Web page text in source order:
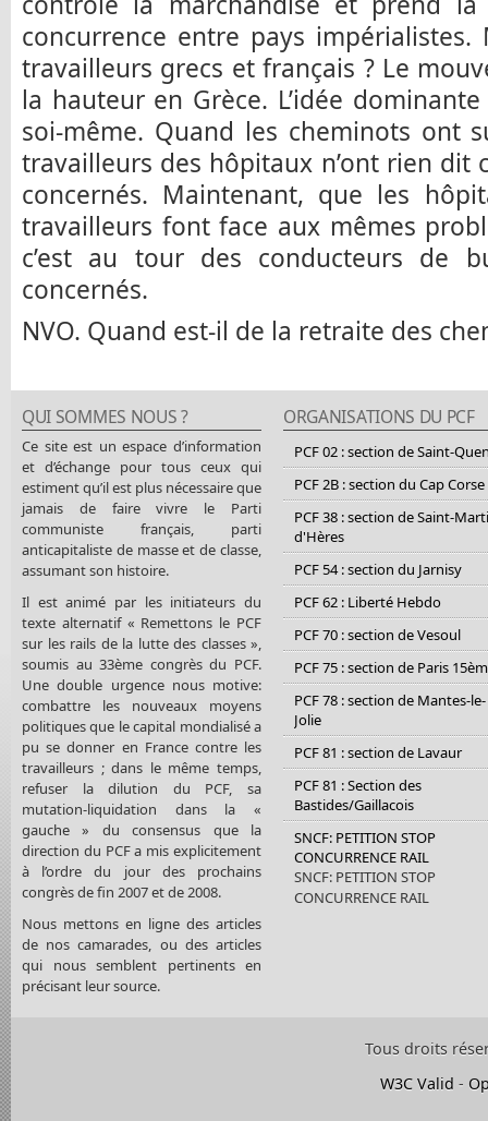
concurrence entre pays
travailleurs grecs et français ? Le
la hauteur en Grèce. L’idée
soi-même. Quand les cheminots ont
travailleurs des hôpitaux n’ont rien dit
concernés. Maintenant, que les
travailleurs font face aux mêmes
c’est au tour des conducteurs de
concernés.
NVO. Quand est-il de la retraite des
QUI SOMMES NOUS ?
Ce site est un espace d’information
et d’échange pour tous ceux qui
estiment qu’il est plus nécessaire que
jamais de faire vivre le Parti
communiste français, parti
anticapitaliste de masse et de classe,
assumant son histoire.
Il est animé par les initiateurs du
texte alternatif « Remettons le PCF
sur les rails de la lutte des classes »,
soumis au 33ème congrès du PCF.
Une double urgence nous motive:
combattre les nouveaux moyens
politiques que le capital mondialisé a
pu se donner en France contre les
travailleurs ; dans le même temps,
refuser la dilution du PCF, sa
mutation-liquidation dans la «
gauche » du consensus que la
direction du PCF a mis explicitement
à l’ordre du jour des prochains
congrès de fin 2007 et de 2008.
Nous mettons en ligne des articles
de nos camarades, ou des articles
qui nous semblent pertinents en
précisant leur source.
ORGANISATIONS DU PCF
PCF 02 : section de Saint-
PCF 2B : section du Cap Corse
PCF 38 : section de Saint-
d'Hères
PCF 54 : section du Jarnisy
PCF 62 : Liberté Hebdo
PCF 70 : section de Vesoul
PCF 75 : section de Paris
PCF 78 : section de Mantes-le-
Jolie
PCF 81 : section de Lavaur
PCF 81 : Section des
Bastides/Gaillacois
SNCF: PETITION STOP
CONCURRENCE RAIL
SNCF: PETITION STOP
CONCURRENCE RAIL
Tous droits
W3C Valid -